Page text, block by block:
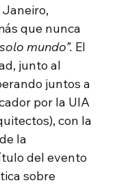
que nunca
mundo”. El
junto al
juntos a
por la UIA
con la
la
del evento
sobre